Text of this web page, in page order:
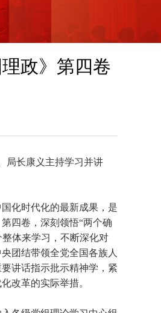
政》第四卷
局长康义主持学习并讲
化时代化的最新成果，是
四卷，深刻领悟“两个确
体来学习，不断深化对
团结带领全党全国各族人
讲话指示批示精神学，紧
改革的实际举措。